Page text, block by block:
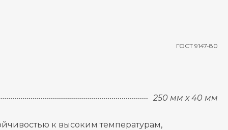
ГОСТ 9147-80
250 мм х 40 мм
к высоким температурам,